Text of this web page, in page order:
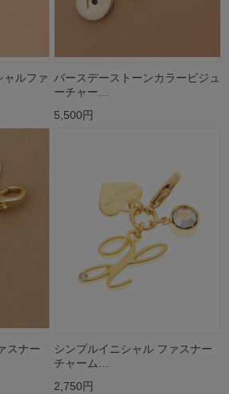
ャルファ バースデーストーンカラービジュ
ーチャー…
5,500円
スナー
シンプルイニシャル ファスナー
チャーム…
2,750円